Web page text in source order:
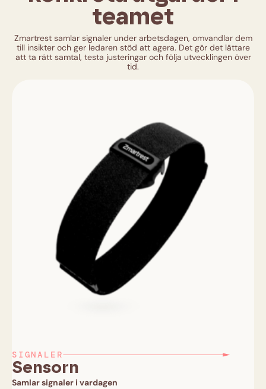
teamet
Zmartrest samlar signaler under arbetsdagen, omvandlar dem
till insikter och ger ledaren stöd att agera. Det gör det lättare
att ta rätt samtal, testa justeringar och följa utvecklingen över
tid.
SIGNALER
Sensorn
Samlar signaler i vardagen